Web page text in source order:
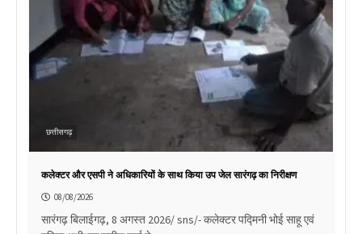
छत्तीसगढ़
कलेक्टर और एसपी ने अधिकारियों के साथ किया उप जेल सारंगढ़ का निरीक्षण
08/08/2026
सारंगढ़ बिलाईगढ़, 8 अगस्त 2026/ sns/- कलेक्टर पद्मिनी भोई साहू एवं